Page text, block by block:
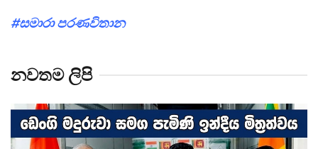
#සමාරා පරණවිතාන
නවතම ලිපි